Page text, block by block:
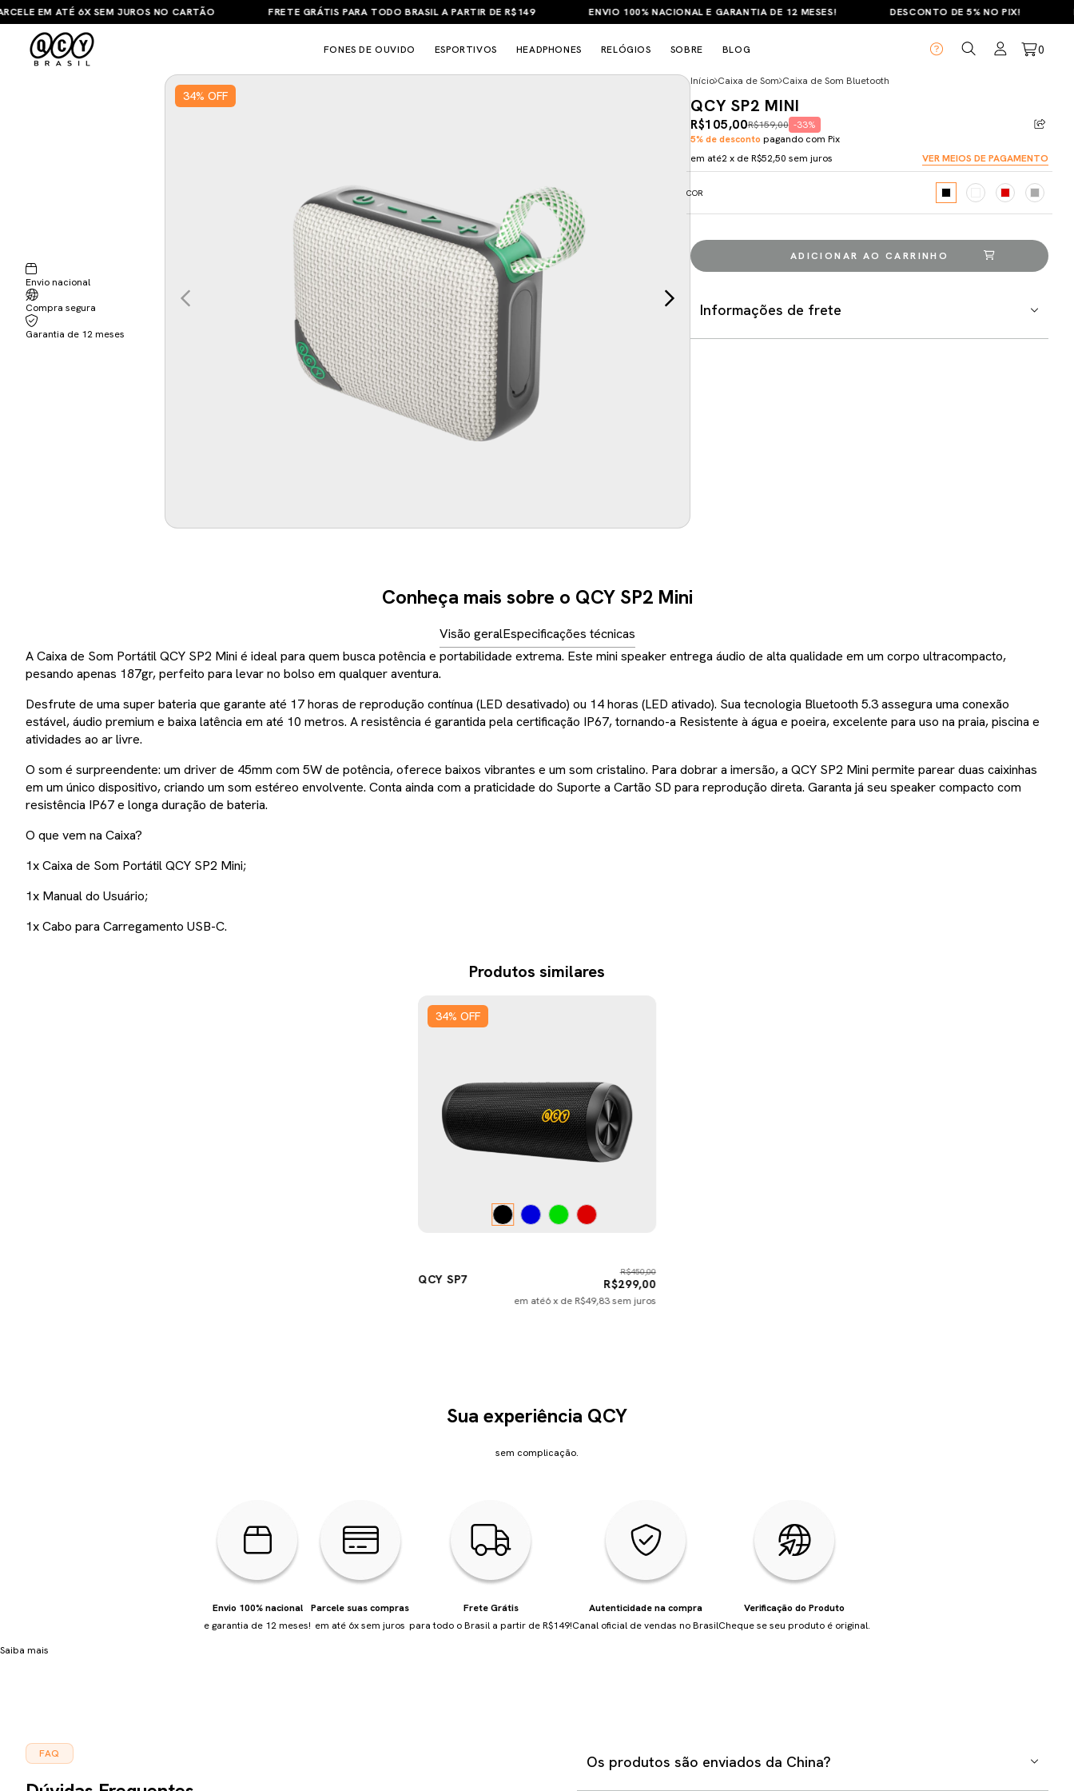
EM ATÉ 6X SEM JUROS NO CARTÃO FRETE GRÁTIS PARA TODO BRASIL A PARTIR DE R$149 ENVIO 100% NACIONAL E GARANTIA DE 12 MESES! DESCONTO DE 5% NO PIX!
FONES DE OUVIDO ESPORTIVOS HEADPHONES RELÓGIOS SOBRE BLOG 0
Envio nacional
Compra segura
Garantia de 12 meses
34% OFF
Início Caixa de Som Caixa de Som Bluetooth
QCY SP2 MINI
R$105,00R$159,00 -33%
5% de desconto pagando com Pix
em até2x deR$52,50 sem juros VER MEIOS DE PAGAMENTO
COR
Informações de frete
Conheça mais sobre o QCY SP2 Mini
Visão geralEspecificações técnicas
A Caixa de Som Portátil QCY SP2 Mini é ideal para quem busca potência e portabilidade extrema. Este mini speaker entrega áudio de alta qualidade em um corpo ultracompacto,
pesando apenas 187gr, perfeito para levar no bolso em qualquer aventura.
Desfrute de uma super bateria que garante até 17 horas de reprodução contínua (LED desativado) ou 14 horas (LED ativado). Sua tecnologia Bluetooth 5.3 assegura uma conexão
estável, áudio premium e baixa latência em até 10 metros. A resistência é garantida pela certificação IP67, tornando-a Resistente à água e poeira, excelente para uso na praia, piscina e
atividades ao ar livre.
O som é surpreendente: um driver de 45mm com 5W de potência, oferece baixos vibrantes e um som cristalino. Para dobrar a imersão, a QCY SP2 Mini permite parear duas caixinhas
em um único dispositivo, criando um som estéreo envolvente. Conta ainda com a praticidade do Suporte a Cartão SD para reprodução direta. Garanta já seu speaker compacto com
resistência IP67 e longa duração de bateria.
O que vem na Caixa?
1x Caixa de Som Portátil QCY SP2 Mini;
1x Manual do Usuário;
1x Cabo para Carregamento USB-C.
Produtos similares
34%OFF
QCY SP7 R$450,00
R$299,00
em até6 x de R$49,83 sem juros
Sua experiência QCY
sem complicação.
Envio 100% nacional
e garantia de 12 meses!
Parcele suas compras
em até 6x sem juros
Frete Grátis
para todo o Brasil a partir de R$149!
Autenticidade na compra
Canal oficial de vendas no Brasil
Verificação do Produto
Cheque se seu produto é original.
Saiba mais
FAQ Os produtos são enviados da China?